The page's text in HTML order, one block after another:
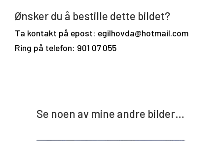
Ønsker du å bestille dette bildet?
Ta kontakt på epost: egilhovda@hotmail.com
Ring på telefon: 901 07 055
Se noen av mine andre bilder…